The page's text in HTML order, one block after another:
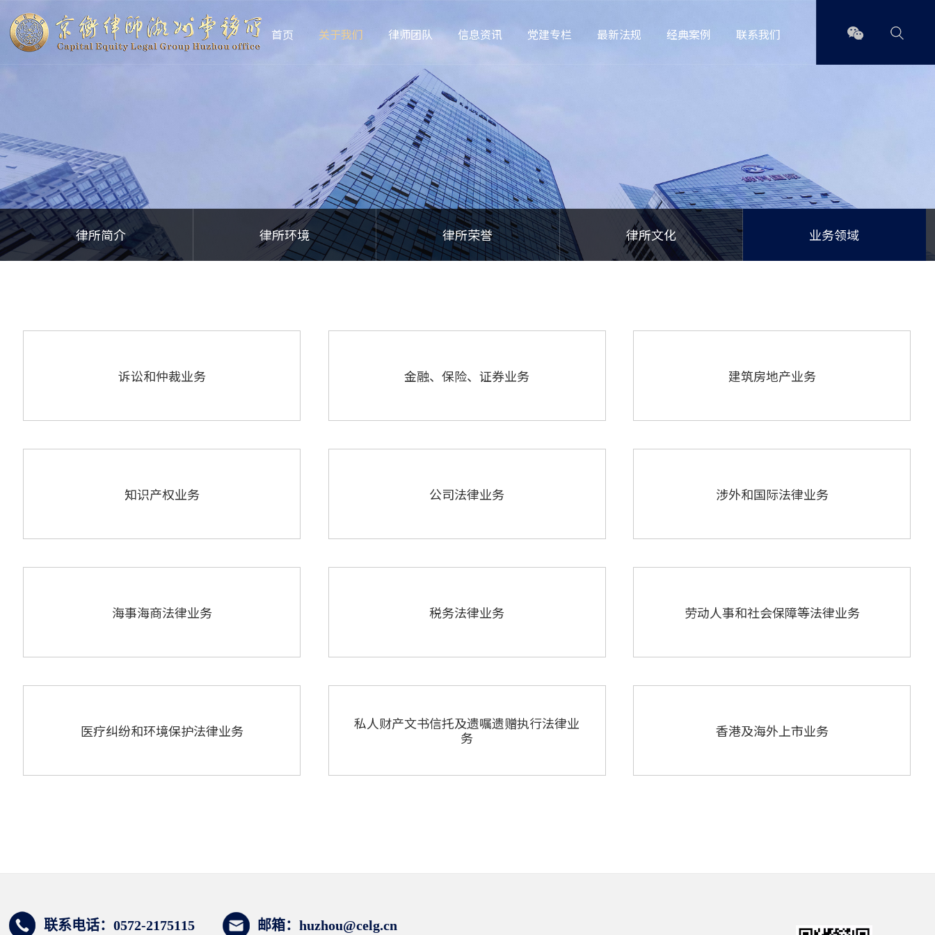
首页 关于我们 律师团队 信息资讯 党建专栏 最新法规 经典案例 联系我们
律所简介 律所环境 律所荣誉 律所文化 业务领域
诉讼和仲裁业务 金融、保险、证券业务 建筑房地产业务
知识产权业务 公司法律业务 涉外和国际法律业务
海事海商法律业务 税务法律业务 劳动人事和社会保障等法律业务
医疗纠纷和环境保护法律业务
私人财产文书信托及遗嘱遗赠执行法律业
务
香港及海外上市业务
联系电话：0572-2175115 邮箱：huzhou@celg.cn